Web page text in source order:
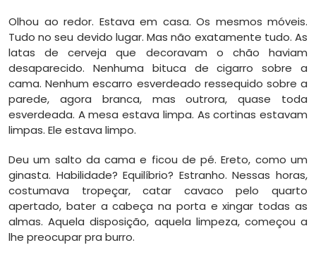
Olhou ao redor. Estava em casa. Os mesmos móveis.
Tudo no seu devido lugar. Mas não exatamente tudo. As
latas de cerveja que decoravam o chão haviam
desaparecido. Nenhuma bituca de cigarro sobre a
cama. Nenhum escarro esverdeado ressequido sobre a
parede, agora branca, mas outrora, quase toda
esverdeada. A mesa estava limpa. As cortinas estavam
limpas. Ele estava limpo.
Deu um salto da cama e ficou de pé. Ereto, como um
ginasta. Habilidade? Equilíbrio? Estranho. Nessas horas,
costumava tropeçar, catar cavaco pelo quarto
apertado, bater a cabeça na porta e xingar todas as
almas. Aquela disposição, aquela limpeza, começou a
lhe preocupar pra burro.